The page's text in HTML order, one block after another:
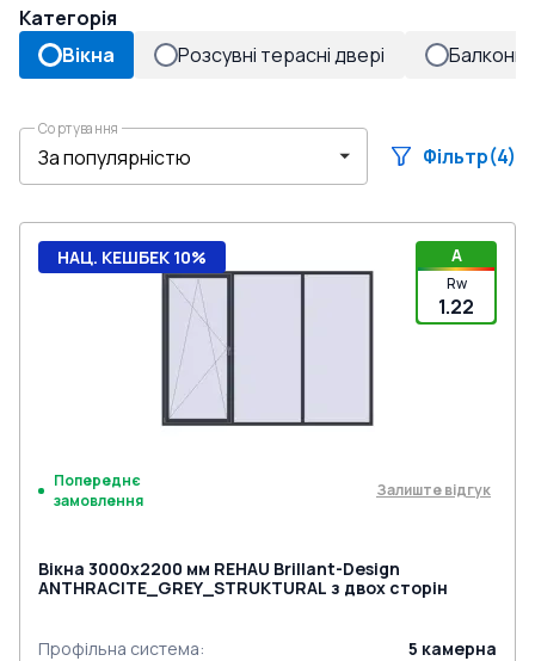
Категорія
Вікна
Розсувні терасні двері Балконні
Сортування
Фільтр(4)
A
Rw
1.22
НАЦ. КЕШБЕК 10%
Попереднє
замовлення
Залиште відгук
Вікна 3000x2200 мм REHAU Brillant-Design
ANTHRACITE_GREY_STRUKTURAL з двох сторін
Профільна система: 5 камерна